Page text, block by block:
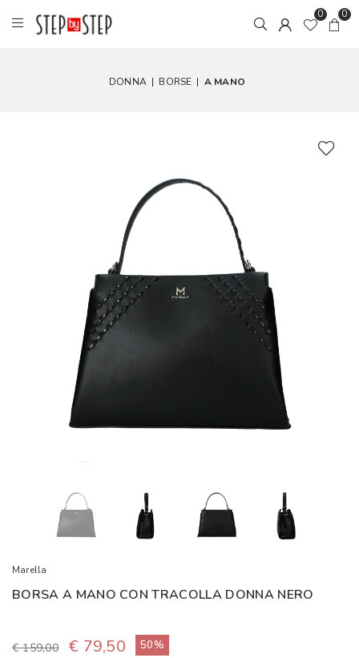
0 0
DONNA | BORSE | A MANO
Marella
BORSA A MANO CON TRACOLLA DONNA NERO
€ 159,00 € 79,50 50%